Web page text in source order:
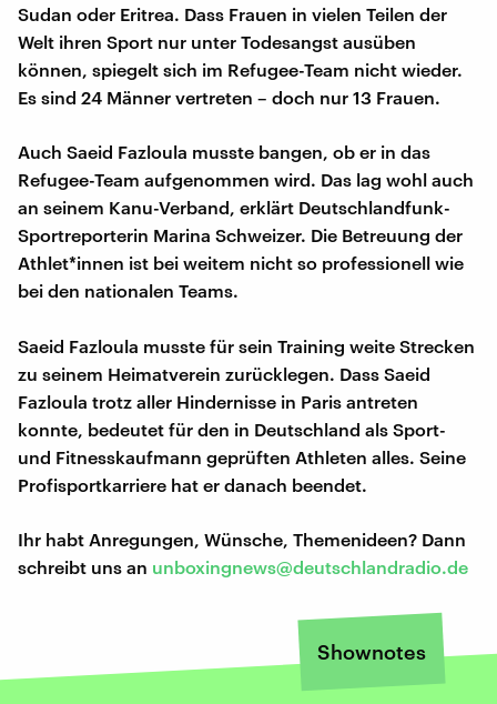
Sudan oder Eritrea. Dass Frauen in vielen Teilen der
Welt ihren Sport nur unter Todesangst ausüben
können, spiegelt sich im Refugee-Team nicht wieder.
Es sind 24 Männer vertreten – doch nur 13 Frauen.
Auch Saeid Fazloula musste bangen, ob er in das
Refugee-Team aufgenommen wird. Das lag wohl auch
an seinem Kanu-Verband, erklärt Deutschlandfunk-
Sportreporterin Marina Schweizer. Die Betreuung der
Athlet*innen ist bei weitem nicht so professionell wie
bei den nationalen Teams.
Saeid Fazloula musste für sein Training weite Strecken
zu seinem Heimatverein zurücklegen. Dass Saeid
Fazloula trotz aller Hindernisse in Paris antreten
konnte, bedeutet für den in Deutschland als Sport-
und Fitnesskaufmann geprüften Athleten alles. Seine
Profisportkarriere hat er danach beendet.
Ihr habt Anregungen, Wünsche, Themenideen? Dann
schreibt uns an unboxingnews@deutschlandradio.de
Shownotes